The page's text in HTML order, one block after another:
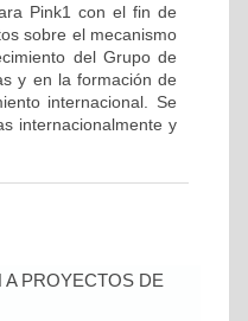
Pink1 con el fin de
sobre el mecanismo
del Grupo de
y en la formación de
internacional. Se
internacionalmente y
PROYECTOS DE